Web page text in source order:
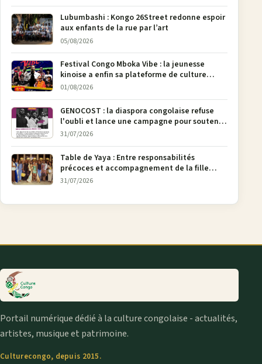
Lubumbashi : Kongo 26Street redonne espoir
aux enfants de la rue par l’art
05/08/2026
Festival Congo Mboka Vibe : la jeunesse
kinoise a enfin sa plateforme de culture
urbaine
01/08/2026
GENOCOST : la diaspora congolaise refuse
l'oubli et lance une campagne pour soutenir
la pétition FONAREV depuis Bruxelles
31/07/2026
Table de Yaya : Entre responsabilités
précoces et accompagnement de la fille
aînée, la diaspora en débat
31/07/2026
Portail numérique dédié à la culture congolaise - actualités,
artistes, musique et patrimoine.
Culturecongo, depuis 2015.